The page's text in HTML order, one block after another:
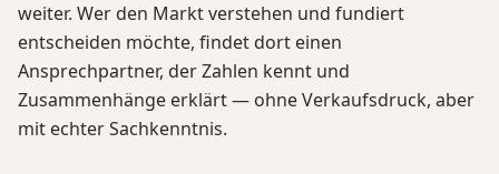
weiter. Wer den Markt verstehen und fundiert
entscheiden möchte, findet dort einen
Ansprechpartner, der Zahlen kennt und
Zusammenhänge erklärt — ohne Verkaufsdruck, aber
mit echter Sachkenntnis.